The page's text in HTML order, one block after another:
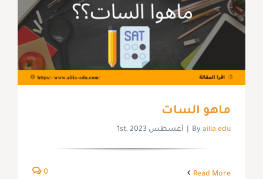
ماهو السات
Byailia edu أغسطس 1st, 2023
Read More
0